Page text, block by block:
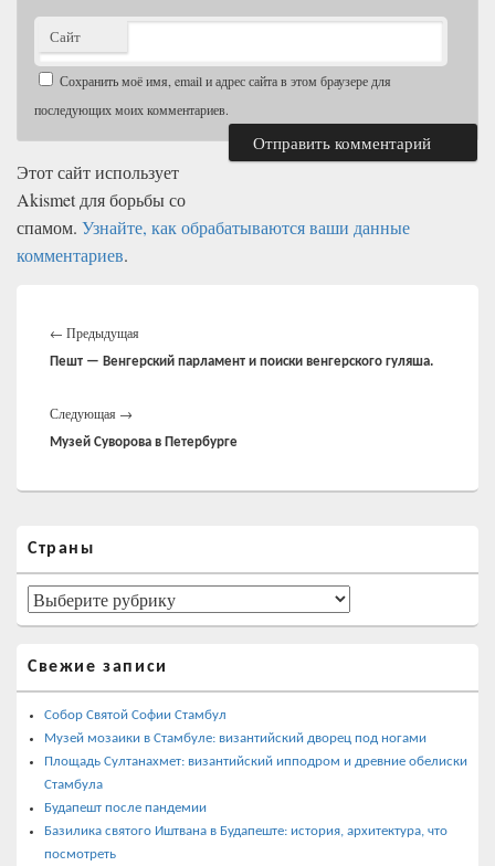
Сайт
Сохранить моё имя, email и адрес сайта в этом браузере для
последующих моих комментариев.
Этот сайт использует
Akismet для борьбы со
спамом. Узнайте, как обрабатываются ваши данные
комментариев.
по
записям
← Предыдущая
запись:
Пешт — Венгерский парламент и поиски венгерского гуляша.
Следующая →
запись:
Музей Суворова в Петербурге
основной
боковой
панели
Страны
Страны
Свежие записи
Собор Святой Софии Стамбул
Музей мозаики в Стамбуле: византийский дворец под ногами
Площадь Султанахмет: византийский ипподром и древние обелиски
Стамбула
Будапешт после пандемии
Базилика святого Иштвана в Будапеште: история, архитектура, что
посмотреть